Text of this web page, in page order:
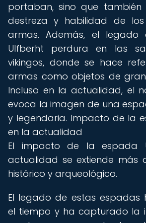
portaban, sino que también
destreza y habilidad de
armas. Además, el
Ulfberht perdura en las
vikingos, donde se hace
armas como objetos de
Incluso en la actualidad, el
evoca la imagen de una
y legendaria. Impacto de la
en la actualidad
El impacto de la espada
actualidad se extiende más
histórico y arqueológico.
El legado de estas espadas
el tiempo y ha capturado la